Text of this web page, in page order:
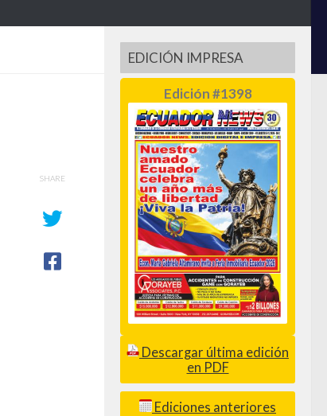
SHARE
EDICIÓN IMPRESA
Edición #1398
Descargar última edición
en PDF
Ediciones anteriores